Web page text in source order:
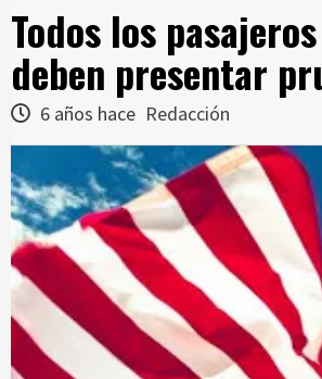
Todos los
deben presentar
6 años hace Redacción